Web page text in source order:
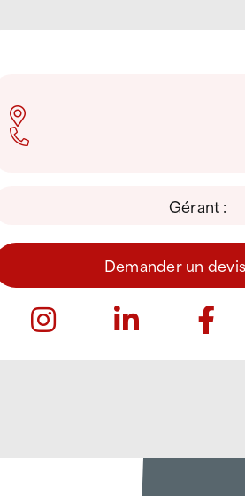
Gérant :
Demander un devis